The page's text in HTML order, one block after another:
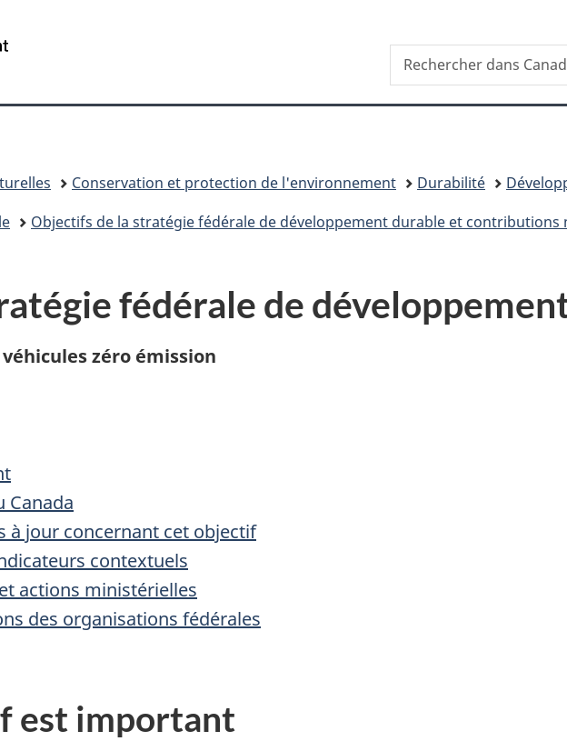
sujet
HTML
Canada
Recherche
Rechercher
dans
Conservation et protection de l'environnement Durabilité
Objectifs de la stratégie fédérale de développement durable et contributions
fédérale de
zéro émission
Canada
à jour concernant cet objectif
contextuels
actions ministérielles
des organisations fédérales
est important